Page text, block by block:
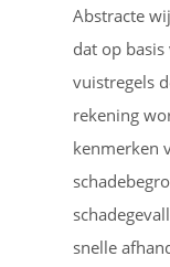
Abstracte
dat op
vuistregels
rekening
kenmerken
snelle